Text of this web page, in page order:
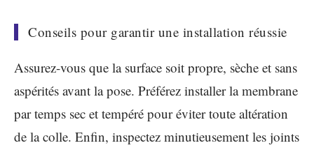
Conseils pour garantir une installation réussie
Assurez-vous que la surface soit propre, sèche et sans
aspérités avant la pose. Préférez installer la membrane
par temps sec et tempéré pour éviter toute altération
de la colle. Enfin, inspectez minutieusement les joints